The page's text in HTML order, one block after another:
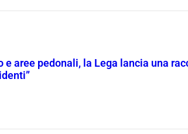
e aree pedonali, la Lega lancia una